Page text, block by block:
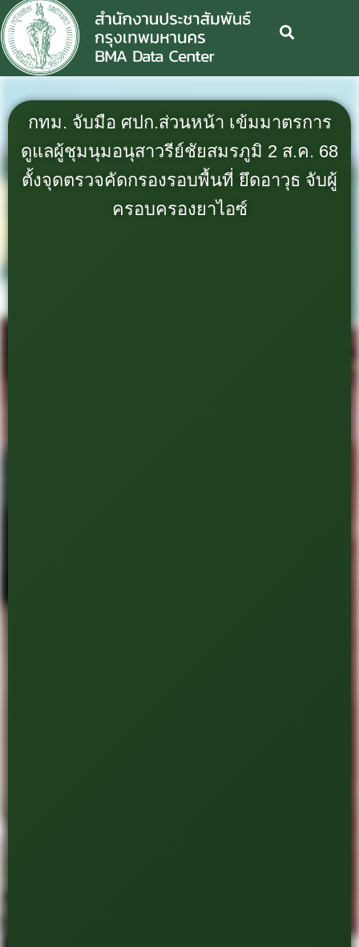
กทม. จับมือ ศปก.ส่วนหน้า เข้มมาตรการ
ดูแลผู้ชุมนุมอนุสาวรีย์ชัยสมรภูมิ 2 ส.ค. 68
ตั้งจุดตรวจคัดกรองรอบพื้นที่ ยึดอาวุธ จับผู้
ครอบครองยาไอซ์